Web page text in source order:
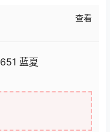
查看
蓝夏